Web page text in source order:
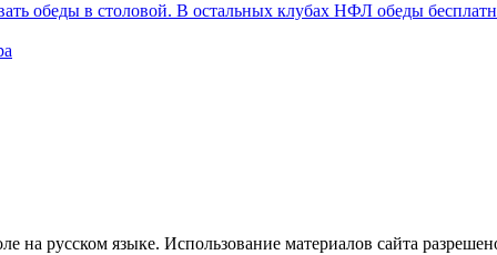
обеды в столовой. В остальных клубах НФЛ обеды
русском языке. Использование материалов cайта